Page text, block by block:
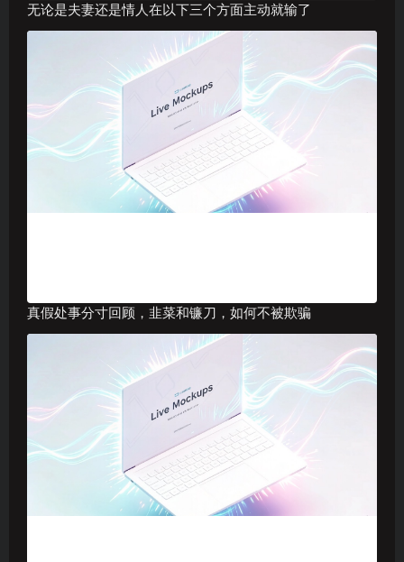
无论是夫妻还是情人在以下三个方面主动就输了
真假处事分寸回顾，韭菜和镰刀，如何不被欺骗